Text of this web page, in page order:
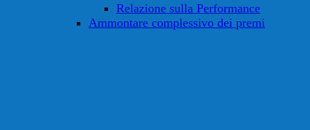
Relazione sulla Performance
Ammontare complessivo dei premi